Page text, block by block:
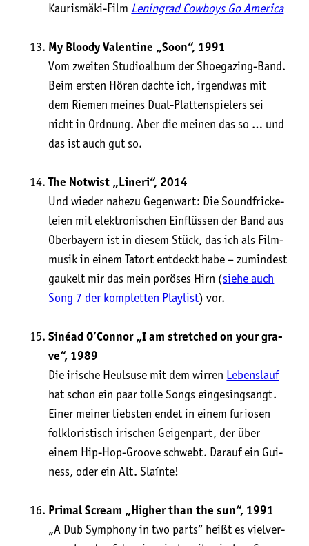
Kau­ris­mä­ki-Film Lenin­grad Cow­boys Go America
My Bloo­dy Valen­ti­ne „Soon“, 1991
Vom zwei­ten Stu­dio­al­bum der Shoe­ga­zing-Band.
Beim ers­ten Hören dach­te ich, irgend­was mit
dem Rie­men mei­nes Dual-Plat­ten­spie­lers sei
nicht in Ord­nung. Aber die meinen das so … und
das ist auch gut so.
The Notwist „Line­ri“, 2014
Und wie­der nahe­zu Gegen­wart: Die Sound­f­ri­cke­
lei­en mit elek­tro­ni­schen Ein­flüs­sen der Band aus
Ober­bay­ern ist in die­sem Stück, das ich als Film­
mu­sik in einem Tat­ort ent­deckt habe – zumin­dest
gau­kelt mir das mein porö­ses Hirn (sie­he auch
Song 7 der kom­plet­ten Play­list) vor.
Sinéad O’Connor „I am stret­ched on your gra­
ve“, 1989
Die iri­sche Heul­su­se mit dem wir­ren Lebens­lauf
hat schon ein paar tol­le Songs ein­ge­sing­sangt.
Einer mei­ner liebs­ten endet in einem furio­sen
folk­lo­ris­tisch iri­schen Gei­gen­part, der über
einem Hip-Hop-Groo­ve schwebt. Dar­auf ein Gui­
ness, oder ein Alt. Slaínte!
Pri­mal Scream „Hig­her than the sun“, 1991
„A Dub Sym­pho­ny in two parts“ heißt es viel­ver­